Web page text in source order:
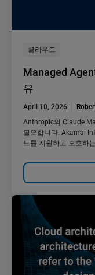
클라우드
Managed
유
April 10, 2026
Anthropic의 Claude
필요합니다. Akamai
트를 지원하고 보호하